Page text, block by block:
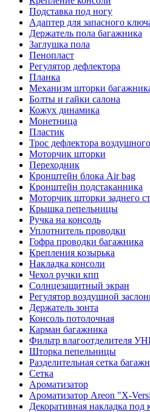
Подставка под ногу
Адаптер для запасного
Держатель пола багажника
Заглушка пола
Пенопласт
Регулятор дефлектора
Планка
Механизм шторки
Болты и гайки салона
Кожух динамика
Монетница
Пластик
Трос дефлектора воздушного
Моторчик шторки
Переходник
Кронштейн блока Air bag
Кронштейн подстаканника
Моторчик шторки заднего
Крышка пепельницы
Ручка на консоль
Уплотнитель проводки
Гофра проводки багажника
Крепления козырька
Накладка консоли
Чехол ручки кпп
Солнцезащитный экран
Регулятор воздушной
Держатель зонта
Консоль потолочная
Карман багажника
Фильтр
Шторка пепельницы
Разделительная сетка
Сетка
Ароматизатор
Ароматизатор Areon "X-
Декоративная накладка под